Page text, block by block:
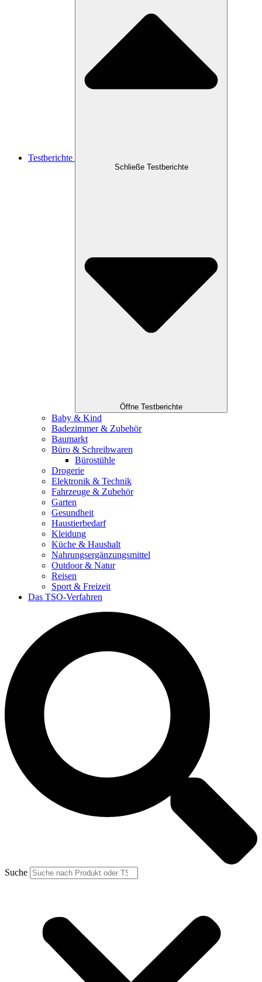
Testberichte
Schließe Testberichte
Öffne Testberichte
Baby & Kind
Badezimmer & Zubehör
Baumarkt
Büro & Schreibwaren
Bürostühle
Drogerie
Elektronik & Technik
Fahrzeuge & Zubehör
Garten
Gesundheit
Haustierbedarf
Kleidung
Küche & Haushalt
Nahrungsergänzungsmittel
Outdoor & Natur
Reisen
Sport & Freizeit
Das TSO-Verfahren
Suche